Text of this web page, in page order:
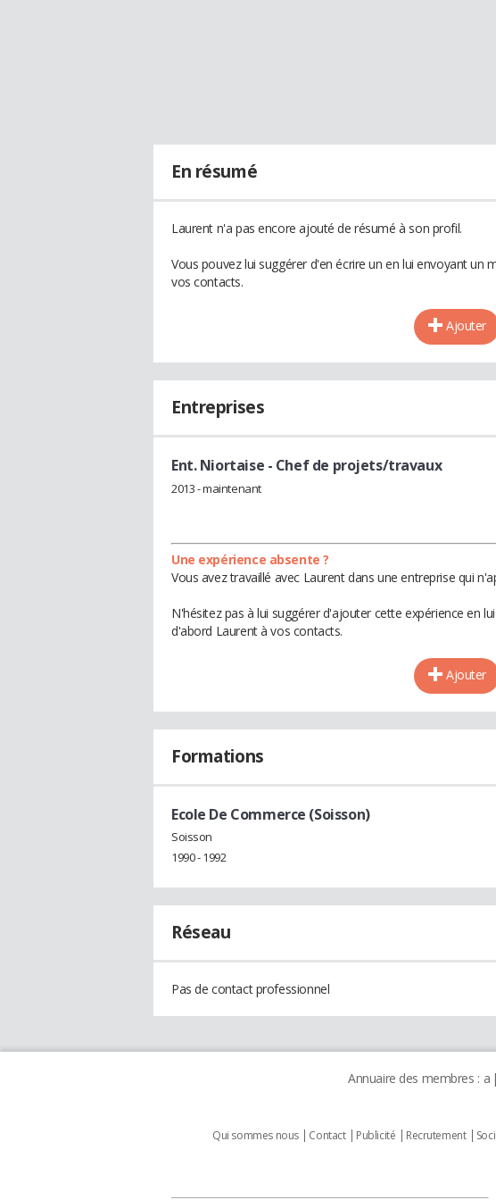
En résumé
Laurent n'a pas encore ajouté de résumé à son profil.
Vous pouvez lui suggérer d'en écrire un en lui envoyant un
vos contacts.
Ajouter
Entreprises
Ent. Niortaise - Chef de projets/travaux
2013 - maintenant
Une expérience absente ?
Vous avez travaillé avec Laurent dans une entreprise qui
N'hésitez pas à lui suggérer d'ajouter cette expérience en
d'abord Laurent à vos contacts.
Ajouter
Formations
Ecole De Commerce (Soisson)
Soisson
1990 - 1992
Réseau
Pas de contact professionnel
Annuaire des membres : a
Qui sommes nous Contact Publicité Recrutement